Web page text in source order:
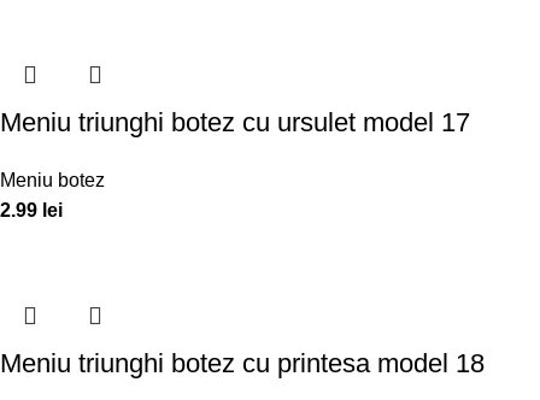
Meniu triunghi botez cu ursulet model 17
Meniu botez
2.99 lei
Meniu triunghi botez cu printesa model 18